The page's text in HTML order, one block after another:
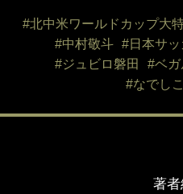
#北中米ワールドカップ大
#中村敬斗
#日本サ
#ジュビロ磐田
#ベガ
#なでし
著